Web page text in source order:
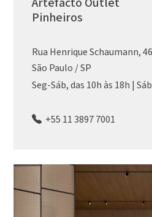
Pinheiros
Rua Henrique Schaumann,
São Paulo / SP
Seg-Sáb, das 10h às 18h |
+55 11 3897 7001